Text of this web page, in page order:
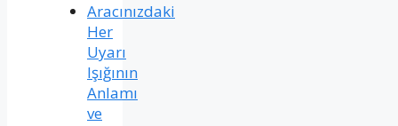
Aracınızdaki
Her
Uyarı
Işığının
Anlamı
ve